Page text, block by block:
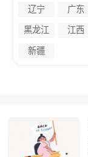
辽宁 广东
黑龙江 江西
新疆